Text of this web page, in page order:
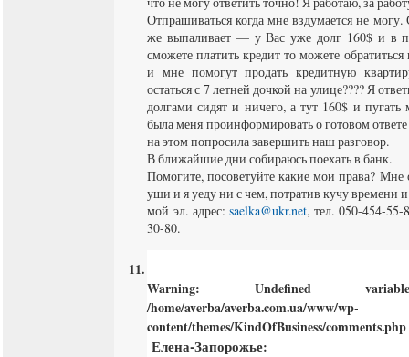
Отпрашиваться когда мне вздумается не
же выпаливает — у Вас уже долг 160$ и в
сможете платить кредит то можете
и мне помогут продать кредитную
остаться с 7 летней дочкой на улице???? Я
долгами сидят и ничего, а тут 160$ и
была меня проинформировать о готовом
на этом попросила завершить наш разговор.
В ближайшие дни собираюсь поехать в банк.
Помогите, посоветуйте какие мои права?
уши и я уеду ни с чем, потратив кучу времени
мой эл. адрес:saelka@ukr.net, тел. 050-454-
30-80.
Warning: Undefined
/home/averba/averba.com.ua/www/wp-
content/themes/KindOfBusiness/comments.php
Елена-Запорожье: